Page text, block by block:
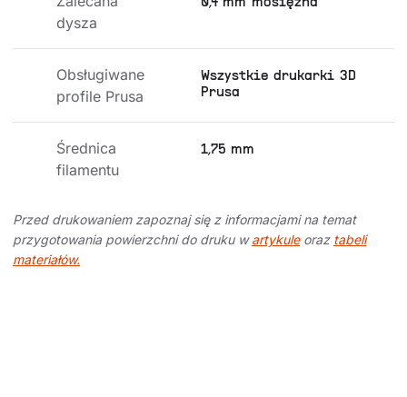
dysza
0,4 mm mosiężna
Obsługiwane
profile Prusa
Wszystkie drukarki 3D
Prusa
Średnica
filamentu
1,75 mm
Przed drukowaniem zapoznaj się z informacjami na temat
przygotowania powierzchni do druku wartykuleoraz tabeli
materiałów.